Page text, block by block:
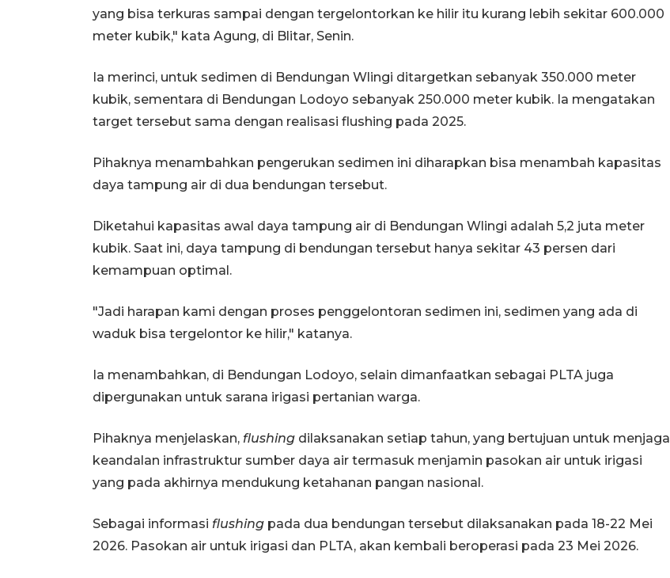
yang bisa terkuras sampai dengan tergelontorkan ke hilir itu kurang lebih sekitar 600.000
meter kubik," kata Agung, di Blitar, Senin.
Ia merinci, untuk sedimen di Bendungan Wlingi ditargetkan sebanyak 350.000 meter
kubik, sementara di Bendungan Lodoyo sebanyak 250.000 meter kubik. Ia mengatakan
target tersebut sama dengan realisasi flushing pada 2025.
Pihaknya menambahkan pengerukan sedimen ini diharapkan bisa menambah kapasitas
daya tampung air di dua bendungan tersebut.
Diketahui kapasitas awal daya tampung air di Bendungan Wlingi adalah 5,2 juta meter
kubik. Saat ini, daya tampung di bendungan tersebut hanya sekitar 43 persen dari
kemampuan optimal.
"Jadi harapan kami dengan proses penggelontoran sedimen ini, sedimen yang ada di
waduk bisa tergelontor ke hilir," katanya.
Ia menambahkan, di Bendungan Lodoyo, selain dimanfaatkan sebagai PLTA juga
dipergunakan untuk sarana irigasi pertanian warga.
Pihaknya menjelaskan, flushing dilaksanakan setiap tahun, yang bertujuan untuk menjaga
keandalan infrastruktur sumber daya air termasuk menjamin pasokan air untuk irigasi
yang pada akhirnya mendukung ketahanan pangan nasional.
Sebagai informasi flushing pada dua bendungan tersebut dilaksanakan pada 18-22 Mei
2026. Pasokan air untuk irigasi dan PLTA, akan kembali beroperasi pada 23 Mei 2026.
pembebasan pajak kendaraan